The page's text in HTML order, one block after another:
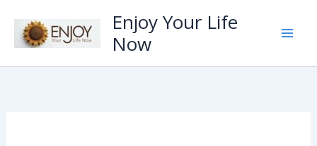
Inhalt
springen
Enjoy Your Life
Now